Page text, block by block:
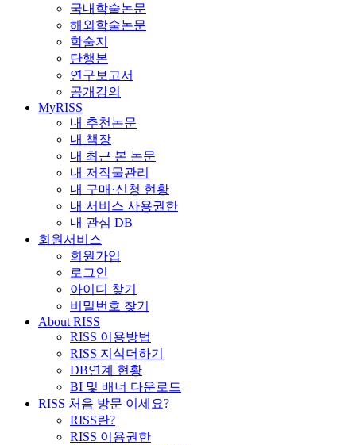
국내학술논문
해외학술논문
학술지
단행본
연구보고서
공개강의
MyRISS
내 추천논문
내 책장
내 최근 본 논문
내 저작물관리
내 구매·신청 현황
내 서비스 사용권한
내 관심 DB
회원서비스
회원가입
로그인
아이디 찾기
비밀번호 찾기
About RISS
RISS 이용방법
RISS 지식더하기
DB연계 현황
BI 및 배너 다운로드
RISS 처음 방문 이세요?
RISS란?
RISS 이용권한